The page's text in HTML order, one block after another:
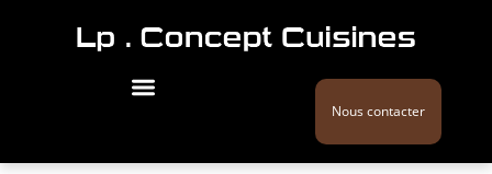
Nous contacter